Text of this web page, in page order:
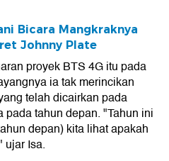
Bicara Mangkraknya
Johnny Plate
proyek BTS 4G itu pada
ia tak merincikan
telah dicairkan pada
tahun depan. "Tahun ini
depan) kita lihat apakah
ujar Isa.